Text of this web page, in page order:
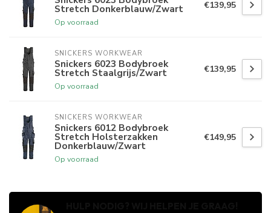
Stretch Donkerblauw/Zwart
Op voorraad
€139,95
SNICKERS WORKWEAR
Snickers 6023 Bodybroek
Stretch Staalgrijs/Zwart
Op voorraad
€139,95
SNICKERS WORKWEAR
Snickers 6012 Bodybroek
Stretch Holsterzakken
Donkerblauw/Zwart
Op voorraad
€149,95